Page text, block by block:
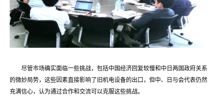
尽管市场确实面临一些挑战，包括中国经济回复较慢和中日两国政府关系
的微妙局势，这些因素直接影响了旧机电设备的出口，但中、日与会代表仍然
充满信心，认为通过合作和交流可以克服这些挑战。